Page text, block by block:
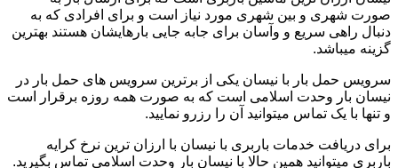
صورت شهری و بین شهری مورد نیاز است و برای افرادی که به
دنبال راهی سریع و وآسان برای جابه جایی بارهایشان هستند بهترین
گزینه میباشد.
سرویس حمل بار با نیسان یکی از برترین سرویس های حمل بار در
نیسان بار وحدت اسلامی است که به صورت همه روزه برقرار است
و تنها با یک تماس میتوانید آن را رزرو نمایید.
برای دریافت خدمات باربری با نیسان با ارزان ترین نرخ کرایه
باربری میتوانید همین حالا با نیسان بار وحدت اسلامی تماس بگیرید.